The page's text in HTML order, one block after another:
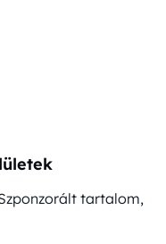
tartalom,